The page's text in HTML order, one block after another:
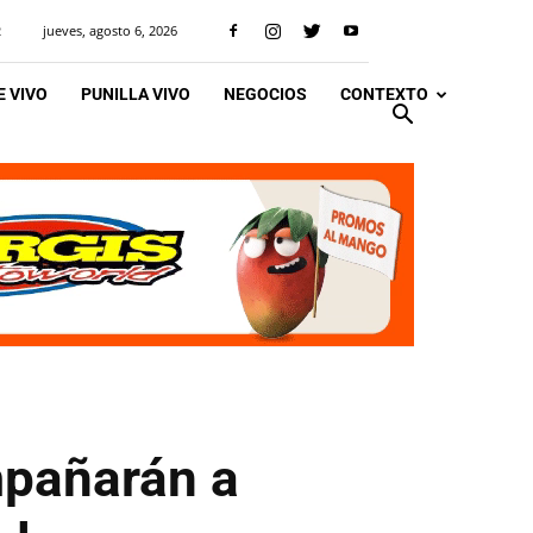
jueves, agosto 6, 2026
VIVO PUNILLA VIVO NEGOCIOS CONTEXTO
a